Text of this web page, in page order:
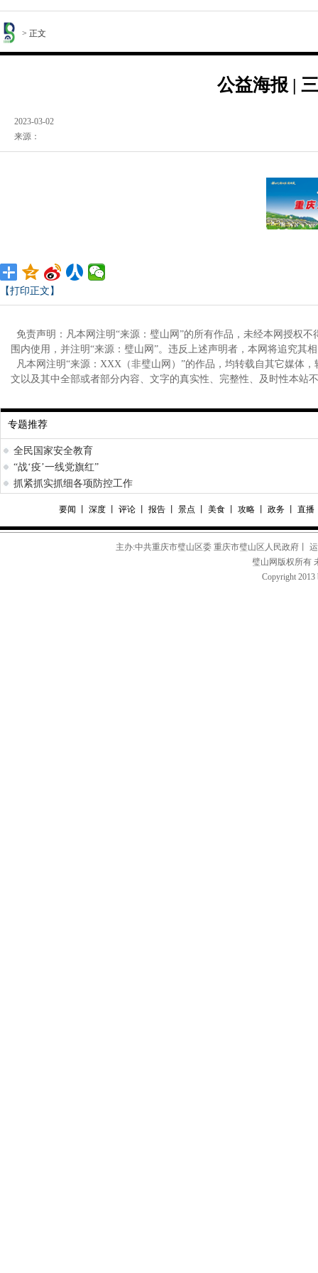
> 正文
公益海报 |
2023-03-02
来源：
【打印正文】
免责声明：凡本网注明“来源：璧山网”的所有作品，未经本网授权
围内使用，并注明“来源：璧山网”。违反上述声明者，本网将追究其
凡本网注明“来源：XXX（非璧山网）”的作品，均转载自其它媒体
文以及其中全部或者部分内容、文字的真实性、完整性、及时性本站
专题推荐
全民国家安全教育
“战‘疫’一线党旗红”
抓紧抓实抓细各项防控工作
要闻 深度 评论 报告 景点 美食 攻略 政务 直播
主办:中共重庆市璧山区委 重庆市璧山区人民政府丨
璧山网版权所有
Copyright